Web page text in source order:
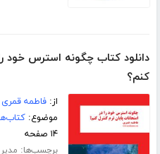
دانلود کتاب چگونه استرس خود
کنم؟
از:فاطمه قمری
موضوع:
۱۴ صفحه
برچسب‌ها: